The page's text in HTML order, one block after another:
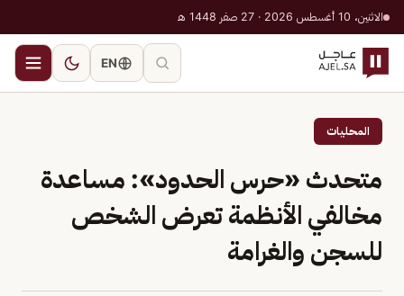
الاثنين، 10 أغسطس 2026 · 27 صفر 1448 هـ
EN
المحليات
متحدث «حرس الحدود»: مساعدة
مخالفي الأنظمة تعرض الشخص
للسجن والغرامة